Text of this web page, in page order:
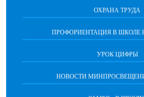
ОХРАНА ТРУДА
ПРОФОРИЕНТАЦИЯ В ШКОЛЕ
УРОК ЦИФРЫ
НОВОСТИ